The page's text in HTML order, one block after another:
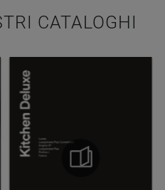
CATALOGHI